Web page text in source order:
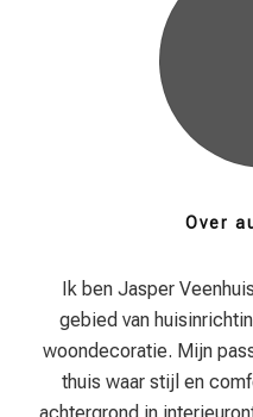
Over
Ik ben Jasper
gebied van
woondecoratie. Mijn
thuis waar stijl en